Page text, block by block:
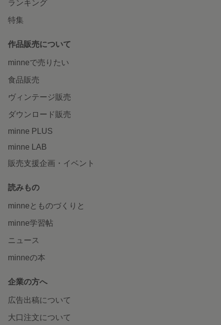
ランキング
特集
作品販売について
minneで売りたい
食品販売
ヴィンテージ販売
ダウンロード販売
minne PLUS
minne LAB
販売支援企画・イベント
読みもの
minneとものづくりと
minne学習帖
ニュース
minneの本
企業の方へ
広告出稿について
大口注文について